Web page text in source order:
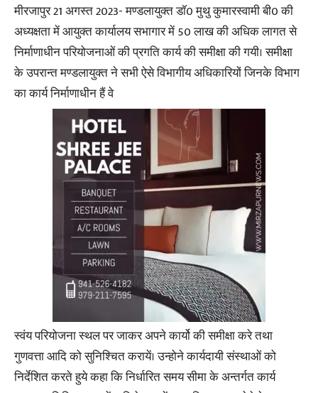
मीरजापुर 21 अगस्त 2023- मण्डलायुक्त डाॅ0 मुथु कुमारस्वामी बी0 की
अध्यक्षता में आयुक्त कार्यालय सभागार में 50 लाख की अधिक लागत से
निर्माणाधीन परियोजनाओं की प्रगति कार्य की समीक्षा की गयी। समीक्षा
के उपरान्त मण्डलायुक्त ने सभी ऐसे विभागीय अधिकारियों जिनके विभाग
का कार्य निर्माणाधीन हैं वे
स्वंय परियोजना स्थल पर जाकर अपने कार्यो की समीक्षा करे तथा
गुणवत्ता आदि को सुनिश्चित करायें। उन्होने कार्यदायी संस्थाओं को
निर्देशित करते हुये कहा कि निर्धारित समय सीमा के अन्तर्गत कार्य